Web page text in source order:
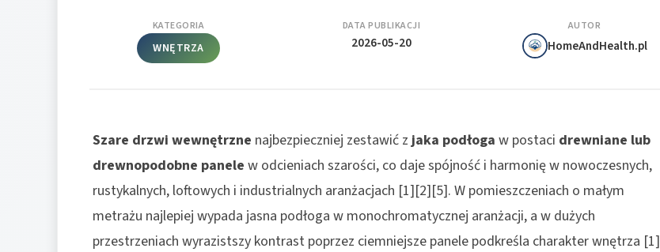
KATEGORIA
WNĘTRZA
DATA PUBLIKACJI
2026-05-20
AUTOR
HomeAndHealth.pl
Szare drzwi wewnętrzne najbezpieczniej zestawić z jaka podłoga w postaci drewniane lub
drewnopodobne panele w odcieniach szarości, co daje spójność i harmonię w nowoczesnych,
rustykalnych, loftowych i industrialnych aranżacjach [1][2][5]. W pomieszczeniach o małym
metrażu najlepiej wypada jasna podłoga w monochromatycznej aranżacji, a w dużych
przestrzeniach wyrazistszy kontrast poprzez ciemniejsze panele podkreśla charakter wnętrza [1]